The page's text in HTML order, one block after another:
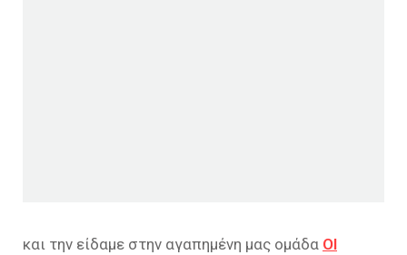
και την είδαμε στην αγαπημένη μας ομάδα ΟΙ